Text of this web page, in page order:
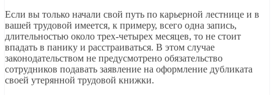
Если вы только начали свой путь по карьерной лестнице и в
вашей трудовой имеется, к примеру, всего одна запись,
длительностью около трех-четырех месяцев, то не стоит
впадать в панику и расстраиваться. В этом случае
законодательством не предусмотрено обязательство
сотрудников подавать заявление на оформление дубликата
своей утерянной трудовой книжки.